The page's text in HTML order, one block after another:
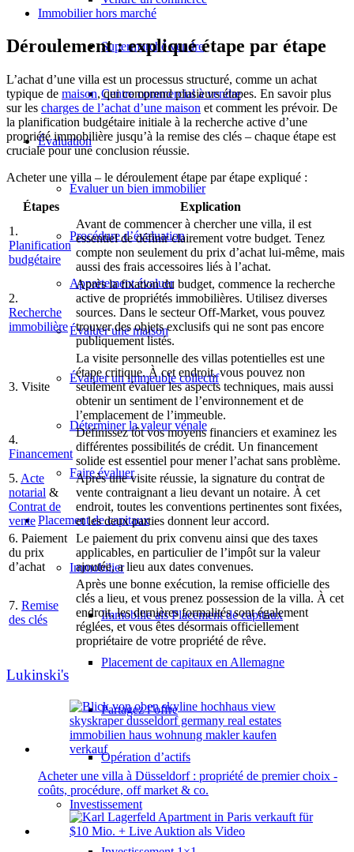
Supermarché vendre
Centre commercial à vendre
Évaluation
Évaluer un bien immobilier
Procédure d’évaluation
Appartement évaluer
Évaluer une maison
Évaluer un immeuble collectif
Déterminer la valeur vénale
Faire évaluer
Placement de capitaux
Immobilier
Immobilie als Placement de capitaux
Placement de capitaux en Allemagne
Partagez l’offre
Opération d’actifs
Investissement
Immobilier hors marché
Déroulement : expliqué étape par étape
L’achat d’une villa est un processus structuré, comme un achat
typique de maison, qui comprend plusieurs étapes. En savoir plus
sur les charges de l’achat d’une maison et comment les prévoir. De
la planification budgétaire initiale à la recherche active d’une
propriété immobilière jusqu’à la remise des clés – chaque étape est
cruciale pour une conclusion réussie.
Acheter une villa – le déroulement étape par étape expliqué :
Étapes
Explication
1.
Planification
budgétaire
Avant de commencer à chercher une villa, il est
essentiel de définir clairement votre budget. Tenez
compte non seulement du prix d’achat lui-même, mais
aussi des frais accessoires liés à l’achat.
2.
Recherche
immobilière
Après la fixation du budget, commence la recherche
active de propriétés immobilières. Utilisez diverses
sources. Dans le secteur Off-Market, vous pouvez
trouver des objets exclusifs qui ne sont pas encore
publiquement listés.
3. Visite
La visite personnelle des villas potentielles est une
étape critique. À cet endroit, vous pouvez non
seulement évaluer les aspects techniques, mais aussi
obtenir un sentiment de l’environnement et de
l’emplacement de l’immeuble.
4.
Financement
Définissez tôt vos moyens financiers et examinez les
différentes possibilités de crédit. Un financement
solide est essentiel pour mener l’achat sans problème.
5. Acte
notarial &
Contrat de
vente
Après une visite réussie, la signature du contrat de
vente contraignant a lieu devant un notaire. À cet
endroit, toutes les conventions pertinentes sont fixées,
et les deux parties donnent leur accord.
6. Paiement
du prix
d’achat
Le paiement du prix convenu ainsi que des taxes
applicables, en particulier de l’impôt sur la valeur
ajoutée, a lieu aux dates convenues.
7. Remise
des clés
Après une bonne exécution, la remise officielle des
clés a lieu, et vous prenez possession de la villa. À cet
endroit, les dernières formalités sont également
réglées, et vous êtes désormais officiellement
propriétaire de votre propriété de rêve.
Lukinski's
Acheter une villa à Düsseldorf : propriété de premier choix -
coûts, procédure, off market & co.